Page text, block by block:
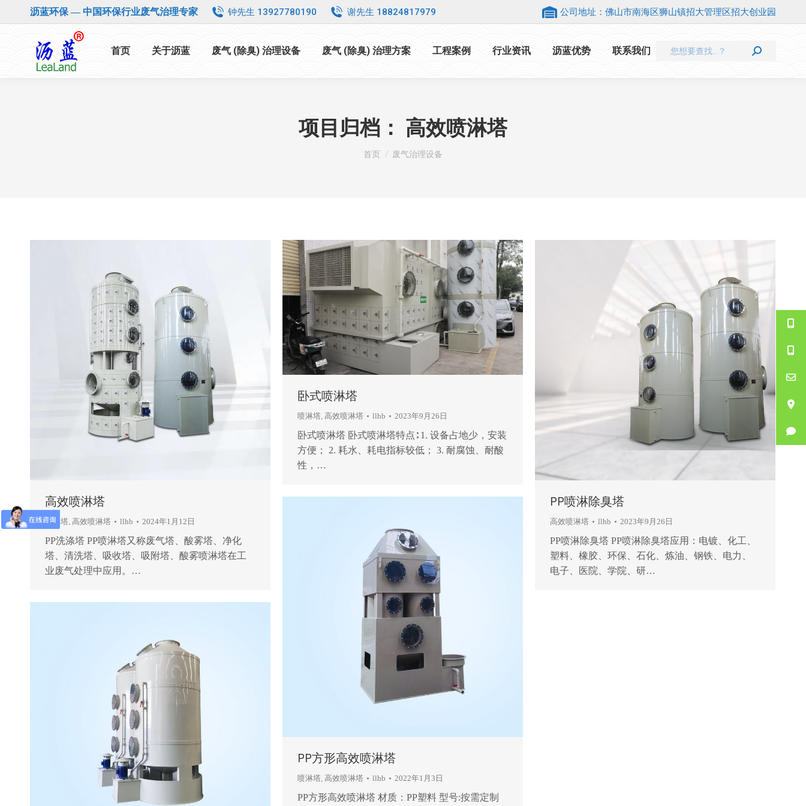
沥蓝环保 — 中国环保行业废气治理专家 钟先生 13927780190 谢先生 18824817979 公司地址：佛山市南海区狮山镇招大管理区招大创业园
首页 关于沥蓝 废气 (除臭) 治理设备 废气 (除臭) 治理方案 工程案例 行业资讯 沥蓝优势 联系我们 Search:
项目归档： 高效喷淋塔
您在这里：
首页 废气治理设备
高效喷淋塔
喷淋塔, 高效喷淋塔 llhb 2024年1月12日
PP洗涤塔 ​​PP喷淋塔又称废气塔、酸雾塔、净化
塔、清洗塔、吸收塔、吸附塔、酸雾喷淋塔在工
业废气处理中应用。…
卧式喷淋塔
喷淋塔, 高效喷淋塔 llhb 2023年9月26日
卧式喷淋塔 卧式喷淋塔特点∶ 1. 设备占地少，安装
方便； 2. 耗水、耗电指标较低； 3. 耐腐蚀、耐酸
性，…
PP喷淋除臭塔
高效喷淋塔 llhb 2023年9月26日
PP喷淋除臭塔 PP喷淋除臭塔应用：电镀、化工、
塑料、橡胶、环保、石化、炼油、钢铁、电力、
电子、医院、学院、研…
PP方形高效喷淋塔
喷淋塔, 高效喷淋塔 llhb 2022年1月3日
PP方形高效喷淋塔 材质：PP塑料 型号:按需定制